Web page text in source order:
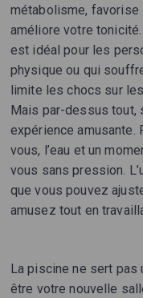
métabolisme,
améliore votre
est idéal pour les
physique ou qui
limite les chocs sur
Mais par-dessus tout,
expérience amusante.
vous, l’eau et un
vous sans pression.
que vous pouvez
amusez tout en
La piscine ne sert pas
être votre nouvelle